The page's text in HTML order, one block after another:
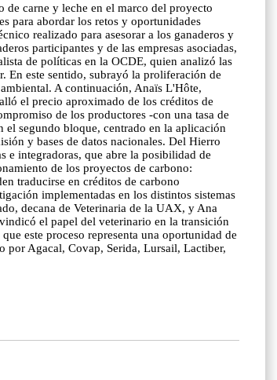
de carne y leche en el marco del proyecto
para abordar los retos y oportunidades
realizado para asesorar a los ganaderos y
participantes y de las empresas asociadas,
de políticas en la OCDE, quien analizó las
En este sentido, subrayó la proliferación de
A continuación, Anaïs L'Hôte,
el precio aproximado de los créditos de
de los productores -con una tasa de
el segundo bloque, centrado en la aplicación
y bases de datos nacionales. Del Hierro
e integradoras, que abre la posibilidad de
de los proyectos de carbono:
traducirse en créditos de carbono
implementadas en los distintos sistemas
decana de Veterinaria de la UAX, y Ana
el papel del veterinario en la transición
este proceso representa una oportunidad de
por Agacal, Covap, Serida, Lursail, Lactiber,